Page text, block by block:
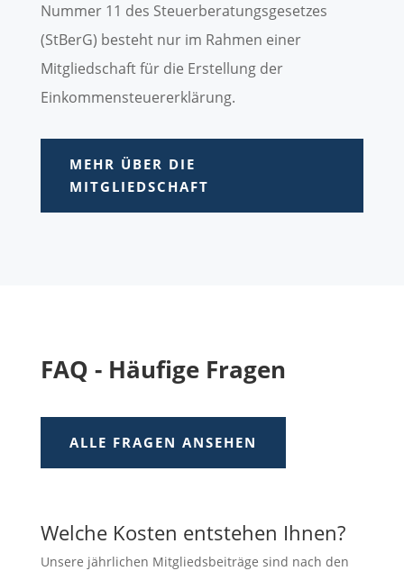
Nummer 11 des Steuerberatungsgesetzes
(StBerG) besteht nur im Rahmen einer
Mitgliedschaft für die Erstellung der
Einkommensteuererklärung.
MEHR ÜBER DIE
MITGLIEDSCHAFT
FAQ - Häufige Fragen
ALLE FRAGEN ANSEHEN
Welche Kosten entstehen Ihnen?
Unsere jährlichen Mitgliedsbeiträge sind nach den